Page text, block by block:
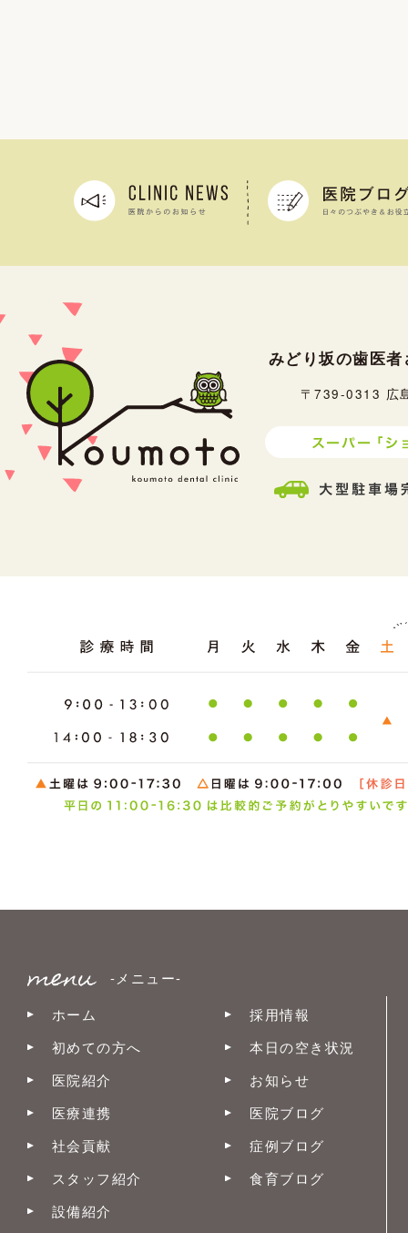
みどり坂の歯医者
〒739-0313 広
-メニュー-
ホーム
初めての方へ
医院紹介
医療連携
社会貢献
スタッフ紹介
設備紹介
採用情報
本日の空き状況
お知らせ
医院ブログ
症例ブログ
食育ブログ